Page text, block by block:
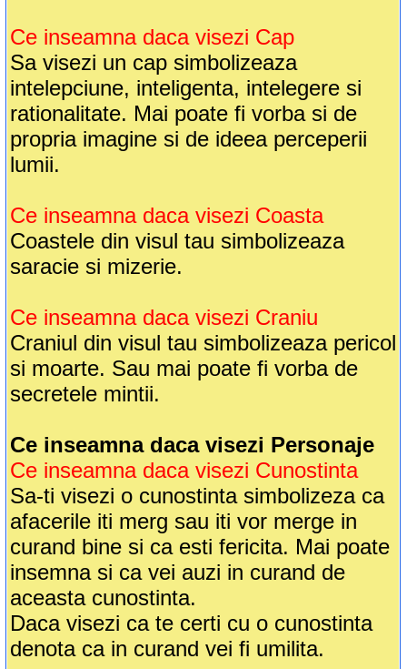
Ce inseamna daca visezi Cap
Sa visezi un cap simbolizeaza
intelepciune, inteligenta, intelegere si
rationalitate. Mai poate fi vorba si de
propria imagine si de ideea perceperii
lumii.
Ce inseamna daca visezi Coasta
Coastele din visul tau simbolizeaza
saracie si mizerie.
Ce inseamna daca visezi Craniu
Craniul din visul tau simbolizeaza pericol
si moarte. Sau mai poate fi vorba de
secretele mintii.
Ce inseamna daca visezi Personaje
Ce inseamna daca visezi Cunostinta
Sa-ti visezi o cunostinta simbolizeza ca
afacerile iti merg sau iti vor merge in
curand bine si ca esti fericita. Mai poate
insemna si ca vei auzi in curand de
aceasta cunostinta.
Daca visezi ca te certi cu o cunostinta
denota ca in curand vei fi umilita.